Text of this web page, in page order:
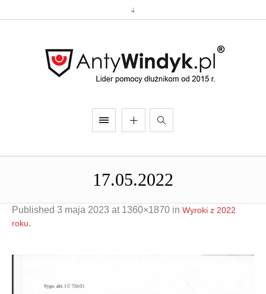
17.05.2022
Published 3 maja 2023 at 1360×1870 in Wyroki z 2022
roku.